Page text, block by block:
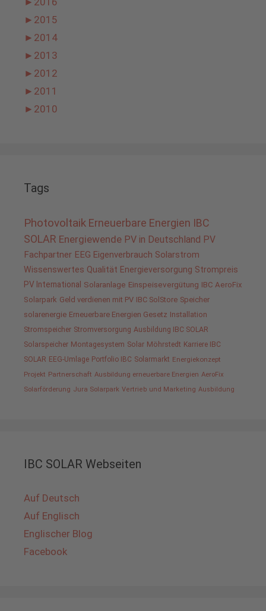
► 2015
► 2014
► 2013
► 2012
► 2011
► 2010
Tags
Photovoltaik Erneuerbare Energien IBC
SOLAR Energiewende PV in Deutschland PV
Fachpartner EEG Eigenverbrauch Solarstrom
Wissenswertes Qualität Energieversorgung Strompreis
PV International Solaranlage Einspeisevergütung IBC AeroFix
Solarpark Geld verdienen mit PV IBC SolStore Speicher
solarenergie Erneuerbare Energien Gesetz Installation
Stromspeicher Stromversorgung Ausbildung IBC SOLAR
Solarspeicher Montagesystem Solar Möhrstedt Karriere IBC
SOLAR EEG-Umlage Portfolio IBC Solarmarkt Energiekonzept
Projekt Partnerschaft Ausbildung erneuerbare Energien AeroFix
Solarförderung Jura Solarpark Vertrieb und Marketing Ausbildung
IBC SOLAR Webseiten
Auf Deutsch
Auf Englisch
Englischer Blog
Facebook